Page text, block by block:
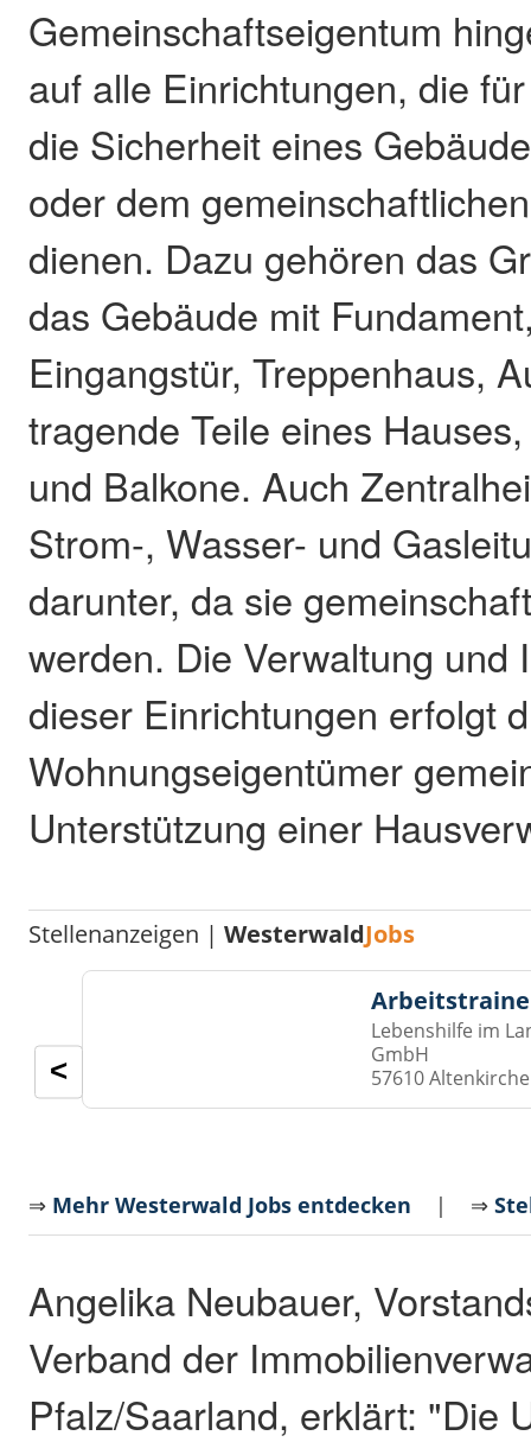
Gemeinschaftseigentum
auf alle Einrichtungen, die
die Sicherheit eines
oder dem
dienen. Dazu gehören das
das Gebäude mit
Eingangstür, Treppenhaus,
tragende Teile eines
und Balkone. Auch
Strom-, Wasser- und
darunter, da sie
werden. Die Verwaltung und
dieser Einrichtungen erfolgt
Wohnungseigentümer
Unterstützung einer
Stellenanzeigen |WesterwaldJobs
Lebenshilfe im
GmbH
57610
<
⇒ Mehr Westerwald Jobs entdecken | ⇒
Angelika Neubauer,
Verband der
Pfalz/Saarland, erklärt: "Die